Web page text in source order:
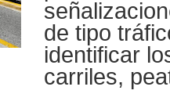
de tipo
identificar
carriles,